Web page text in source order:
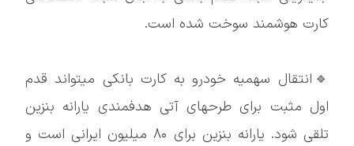
کارت هوشمند سوخت شده است.
🔹انتقال سهمیه خودرو به کارت بانکی میتواند قدم
اول مثبت برای طرحهای آتی هدفمندی یارانه بنزین
تلقی شود. یارانه بنزین برای ۸۰ میلیون ایرانی است و